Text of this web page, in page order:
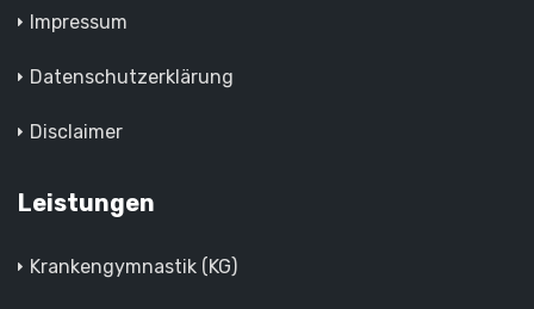
Impressum
Datenschutzerklärung
Disclaimer
Leistungen
Krankengymnastik (KG)